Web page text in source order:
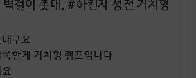
걸이 촛대, #하킨자 성전 거치형
구요
한게 거치형 램프임니다